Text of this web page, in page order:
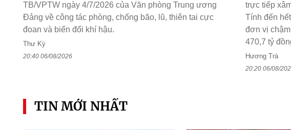
TB/VPTW ngày 4/7/2026 của Văn phòng Trung ương
Đảng về công tác phòng, chống bão, lũ, thiên tai cực
đoan và biến đổi khí hậu.
Thư Kỳ
20:40 06/08/2026
trực tiếp
Tính đến
đơn vị
470,7 tỷ
Hương Trà
20:20 06/08/
TIN MỚI NHẤT